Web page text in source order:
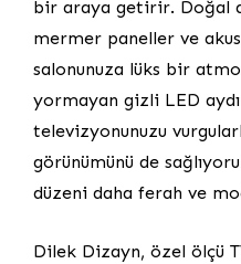
bir araya getirir. Doğal
mermer paneller ve
salonunuza lüks bir
yormayan gizli LED
televizyonunuzu
görünümünü de
düzeni daha ferah ve
Dilek Dizayn, özel ölçü